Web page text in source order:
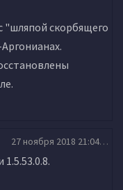
"шляпой скорбящего
27 ноября 2018 21:04